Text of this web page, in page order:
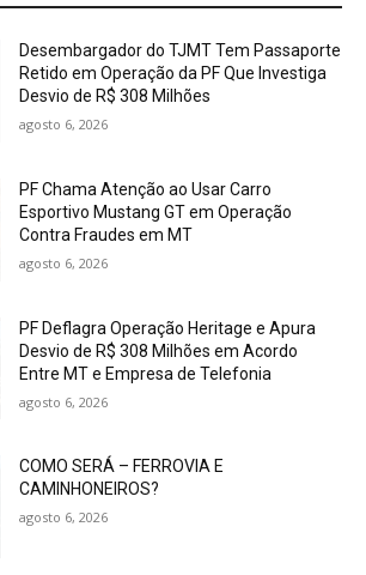
Desembargador do TJMT Tem Passaporte
Retido em Operação da PF Que Investiga
Desvio de R$ 308 Milhões
agosto 6, 2026
PF Chama Atenção ao Usar Carro
Esportivo Mustang GT em Operação
Contra Fraudes em MT
agosto 6, 2026
PF Deflagra Operação Heritage e Apura
Desvio de R$ 308 Milhões em Acordo
Entre MT e Empresa de Telefonia
agosto 6, 2026
COMO SERÁ – FERROVIA E
CAMINHONEIROS?
agosto 6, 2026